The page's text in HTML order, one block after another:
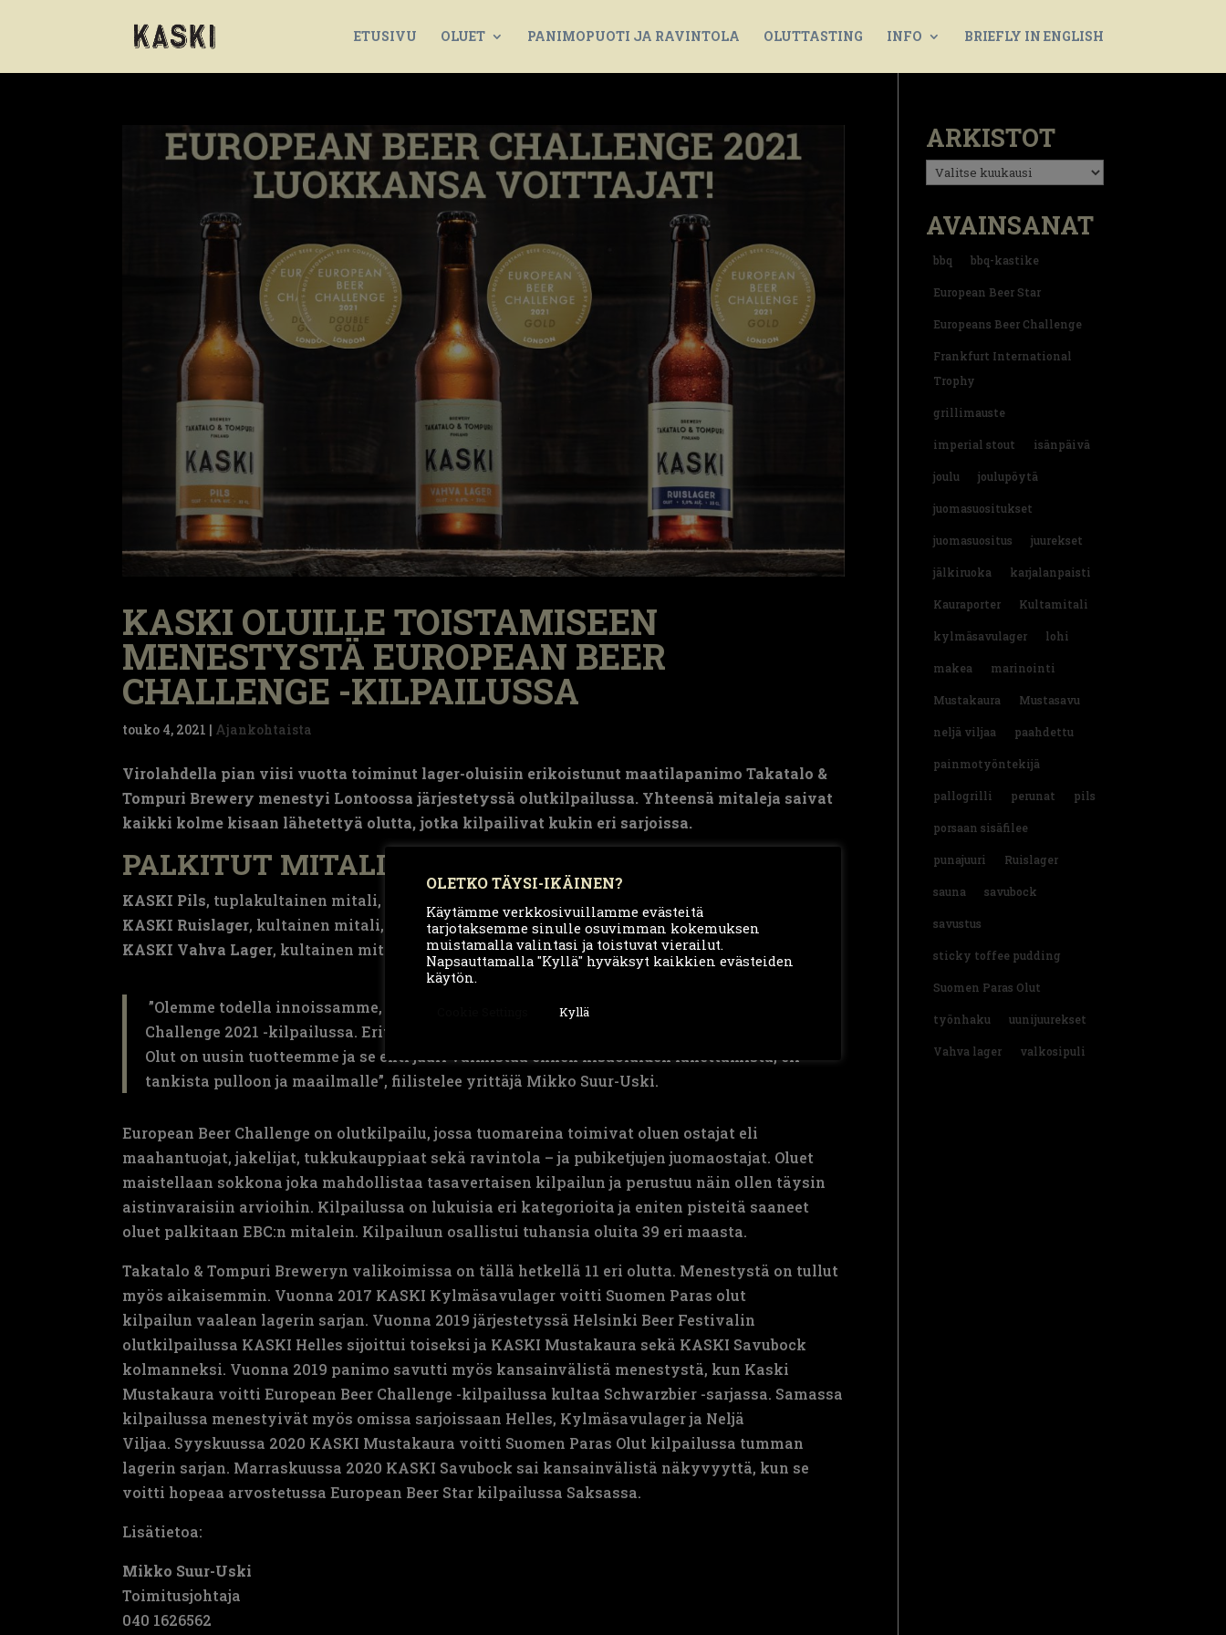
ETUSIVU OLUET PANIMOPUOTI JA RAVINTOLA OLUTTASTING INFO BRIEFLY IN ENGLISH
KASKI OLUILLE TOISTAMISEEN
MENESTYSTÄ EUROPEAN BEER
CHALLENGE -KILPAILUSSA
touko 4, 2021 | Ajankohtaista
Virolahdella pian viisi vuotta toiminut lager-oluisiin erikoistunut maatilapanimo Takatalo &
Tompuri Brewery menestyi Lontoossa järjestetyssä olutkilpailussa. Yhteensä mitaleja saivat
kaikki kolme kisaan lähetettyä olutta, jotka kilpailivat kukin eri sarjoissa.
PALKITUT MITALIOLUET OLIVAT:
KASKI Pils, tuplakultainen mitali, sarjassa Kellerpils
KASKI Ruislager, kultainen mitali, sarjassa Other Rye Beer Styles
KASKI Vahva Lager, kultainen mitali, sarjassa Maibock / Helles Bock
”Olemme todella innoissamme, että oluemme menestyivät jälleen niin hyvin European Beer
Challenge 2021 -kilpailussa. Erityisen kiitollisia olemme Vahvan Lagerin kultamitalista.
Olut on uusin tuotteemme ja se ehti juuri valmistua ennen kisaoluiden lähettämistä, eli
tankista pulloon ja maailmalle”, fiilistelee yrittäjä Mikko Suur-Uski.
European Beer Challenge on olutkilpailu, jossa tuomareina toimivat oluen ostajat eli
maahantuojat, jakelijat, tukkukauppiaat sekä ravintola – ja pubiketjujen juomaostajat. Oluet
maistellaan sokkona joka mahdollistaa tasavertaisen kilpailun ja perustuu näin ollen täysin
aistinvaraisiin arvioihin. Kilpailussa on lukuisia eri kategorioita ja eniten pisteitä saaneet
oluet palkitaan EBC:n mitalein. Kilpailuun osallistui tuhansia oluita 39 eri maasta.
Takatalo & Tompuri Breweryn valikoimissa on tällä hetkellä 11 eri olutta. Menestystä on tullut
myös aikaisemmin. Vuonna 2017 KASKI Kylmäsavulager voitti Suomen Paras olut
kilpailun vaalean lagerin sarjan. Vuonna 2019 järjestetyssä Helsinki Beer Festivalin
olutkilpailussa KASKI Helles sijoittui toiseksi ja KASKI Mustakaura sekä KASKI Savubock
kolmanneksi. Vuonna 2019 panimo savutti myös kansainvälistä menestystä, kun Kaski
Mustakaura voitti European Beer Challenge -kilpailussa kultaa Schwarzbier -sarjassa. Samassa
kilpailussa menestyivät myös omissa sarjoissaan Helles, Kylmäsavulager ja Neljä
Viljaa. Syyskuussa 2020 KASKI Mustakaura voitti Suomen Paras Olut kilpailussa tumman
lagerin sarjan. Marraskuussa 2020 KASKI Savubock sai kansainvälistä näkyvyyttä, kun se
voitti hopeaa arvostetussa European Beer Star kilpailussa Saksassa.
Lisätietoa:
Mikko Suur-Uski
Toimitusjohtaja
040 1626562
ARKISTOT
Arkistot
AVAINSANAT
bbq bbq-kastike
European Beer Star
Europeans Beer Challenge
Frankfurt International
Trophy
grillimauste
imperial stout isänpäivä
joulu joulupöytä
juomasuositukset
juomasuositus juurekset
jälkiruoka karjalanpaisti
Kauraporter Kultamitali
kylmäsavulager lohi
makea marinointi
Mustakaura Mustasavu
neljä viljaa paahdettu
painmotyöntekijä
pallogrilli perunat pils
porsaan sisäfilee
punajuuri Ruislager
sauna savubock
savustus
sticky toffee pudding
Suomen Paras Olut
työnhaku uunijuurekset
Vahva lager valkosipuli
OLETKO TÄYSI-IKÄINEN?
Käytämme verkkosivuillamme evästeitä
tarjotaksemme sinulle osuvimman kokemuksen
muistamalla valintasi ja toistuvat vierailut.
Napsauttamalla "Kyllä" hyväksyt kaikkien evästeiden
käytön.
Kyllä